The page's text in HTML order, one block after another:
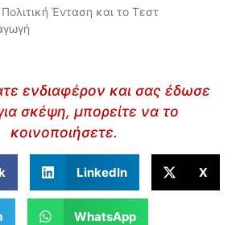
Ένταση και το Τεστ
ενδιαφέρον και σας έδωσε
σκέψη, μπορείτε να το
κοινοποιήσετε.
LinkedIn X
WhatsApp